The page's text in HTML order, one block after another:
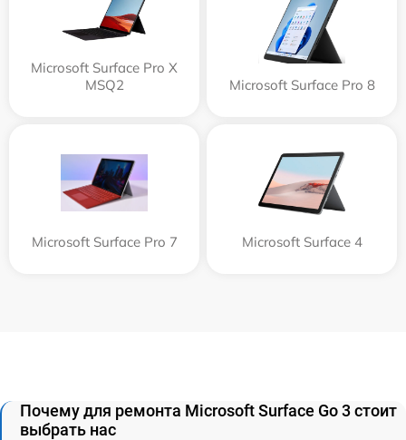
Microsoft Surface Pro X
MSQ2
Microsoft Surface Pro 8
Microsoft Surface Pro 7 Microsoft Surface 4
Почему для ремонта Microsoft Surface Go 3 стоит
выбрать нас